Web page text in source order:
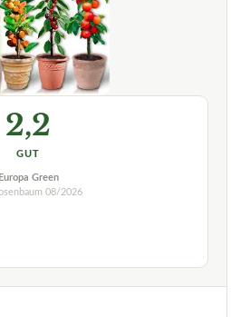
2,2
GUT
Europa Green
08/2026